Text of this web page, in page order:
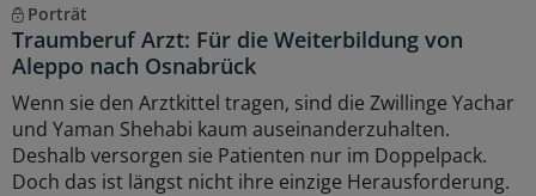
Porträt
Traumberuf Arzt: Für die Weiterbildung von
Aleppo nach Osnabrück
Wenn sie den Arztkittel tragen, sind die Zwillinge Yachar
und Yaman Shehabi kaum auseinanderzuhalten.
Deshalb versorgen sie Patienten nur im Doppelpack.
Doch das ist längst nicht ihre einzige Herausforderung.